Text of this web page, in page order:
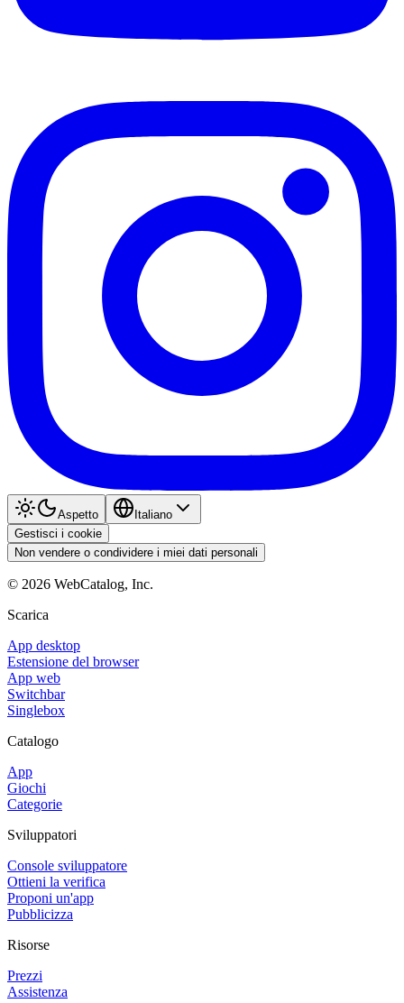
Aspetto
Italiano
Gestisci i cookie
Non vendere o condividere i miei dati personali
© 2026 WebCatalog, Inc.
Scarica
App desktop
Estensione del browser
App web
Switchbar
Singlebox
Catalogo
App
Giochi
Categorie
Sviluppatori
Console sviluppatore
Ottieni la verifica
Proponi un'app
Pubblicizza
Risorse
Prezzi
Assistenza